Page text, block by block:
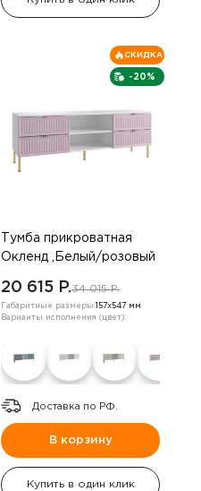
-20%
СКИДКА
Тумба прикроватная
Окленд ,Белый/розовый
20 615 P.34 015 P.
Габаритные размеры: 157х547 мм
Варианты исполнения (цвет):
Доставка по РФ.
В корзину
Купить в один клик